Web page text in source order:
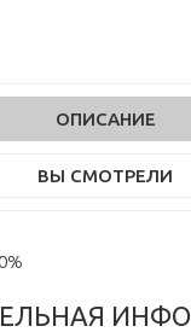
ОПИСАНИЕ
ВЫ СМОТРЕЛИ